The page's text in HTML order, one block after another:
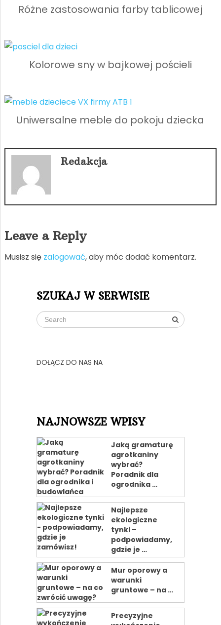
Różne zastosowania farby tablicowej
Kolorowe sny w bajkowej pościeli
Uniwersalne meble do pokoju dziecka
Redakcja
Leave a Reply
Musisz się zalogować, aby móc dodać komentarz.
SZUKAJ W SERWISIE
DOŁĄCZ DO NAS NA
NAJNOWSZE WPISY
Jaką gramaturę
agrotkaniny
wybrać?
Poradnik dla
ogrodnika …
Najlepsze
ekologiczne
tynki –
podpowiadamy,
gdzie je …
Mur oporowy a
warunki
gruntowe – na …
Precyzyjne